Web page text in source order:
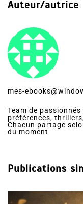
Auteur/autrice
mes-
Team de
préférences,
Chacun partage
du moment
Publications